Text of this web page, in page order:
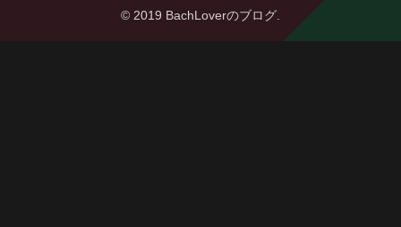
© 2019 BachLoverのブログ.